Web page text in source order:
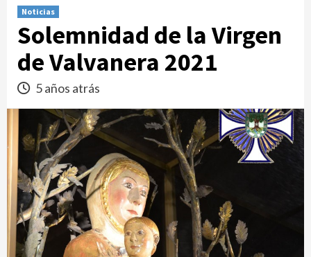
Noticias
Solemnidad de la Virgen
de Valvanera 2021
5 años atrás